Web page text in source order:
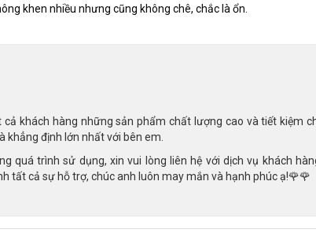
dễ dàng điều khiển
khen nhiều nhưng cũng không chê, chắc là ổn.
khách hàng những sản phẩm chất lượng cao và tiết kiệm chi
khẳng định lớn nhất với bên em.
quá trình sử dụng, xin vui lòng liên hệ với dịch vụ khách hàng
tất cả sự hỗ trợ, chúc anh luôn may mắn và hạnh phúc ạ!🌹🌹